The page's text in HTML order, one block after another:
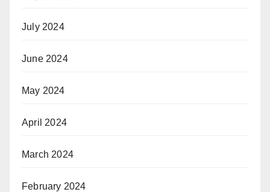
July 2024
June 2024
May 2024
April 2024
March 2024
February 2024